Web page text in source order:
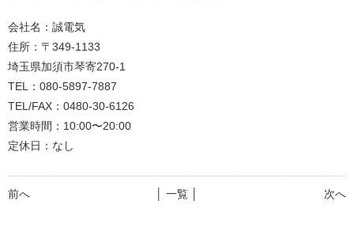
会社名：誠電気
住所：〒349-1133
埼玉県加須市琴寄270-1
TEL：080-5897-7887
TEL/FAX：0480-30-6126
営業時間：10:00〜20:00
定休日：なし
前へ 次へ
│ 一覧 │